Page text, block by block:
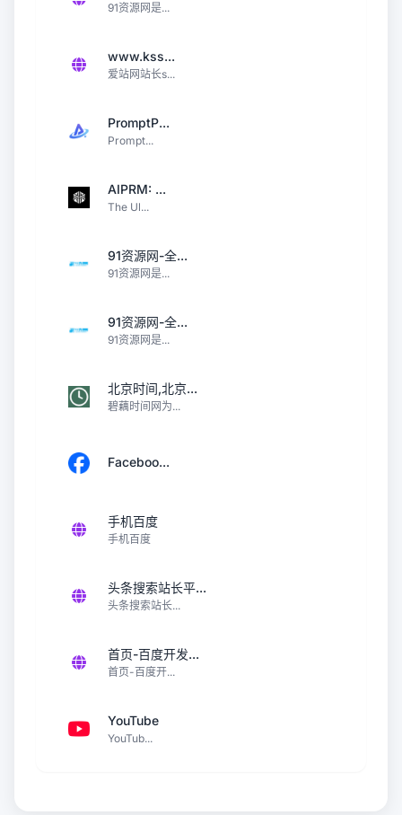
91资源网是...
www.kss...
爱站网站长s...
PromptP...
Prompt...
AIPRM: ...
The Ul...
91资源网-全...
91资源网是...
91资源网-全...
91资源网是...
北京时间,北京...
碧藕时间网为...
Faceboo...
手机百度
手机百度
头条搜索站长平...
头条搜索站长...
首页-百度开发...
首页-百度开...
YouTube
YouTub...